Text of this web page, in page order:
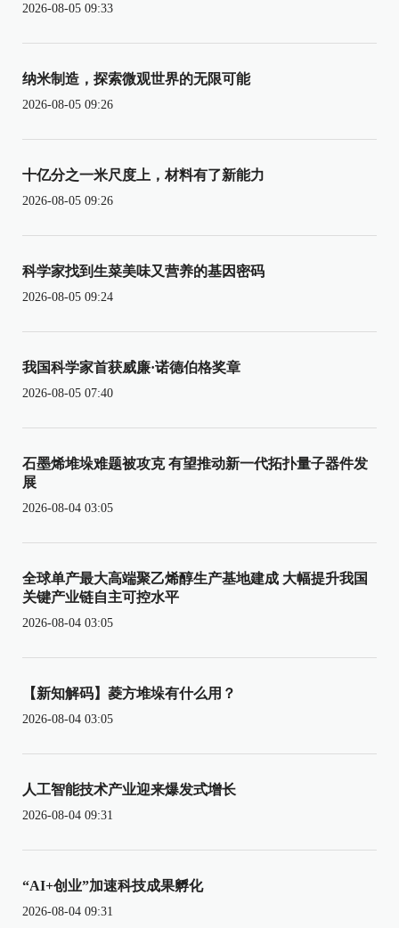
2026-08-05 09:33
纳米制造，探索微观世界的无限可能
2026-08-05 09:26
十亿分之一米尺度上，材料有了新能力
2026-08-05 09:26
科学家找到生菜美味又营养的基因密码
2026-08-05 09:24
我国科学家首获威廉·诺德伯格奖章
2026-08-05 07:40
石墨烯堆垛难题被攻克 有望推动新一代拓扑量子器件发
展
2026-08-04 03:05
全球单产最大高端聚乙烯醇生产基地建成 大幅提升我国
关键产业链自主可控水平
2026-08-04 03:05
【新知解码】菱方堆垛有什么用？
2026-08-04 03:05
人工智能技术产业迎来爆发式增长
2026-08-04 09:31
“AI+创业”加速科技成果孵化
2026-08-04 09:31